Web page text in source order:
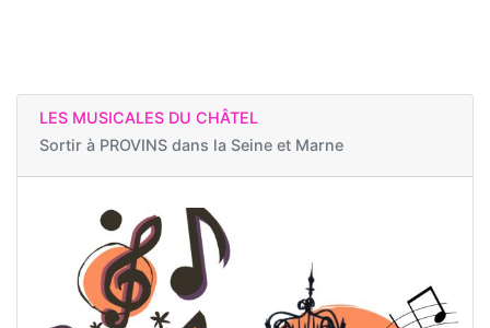
LES MUSICALES DU CHÂTEL
Sortir à PROVINS dans la Seine et Marne